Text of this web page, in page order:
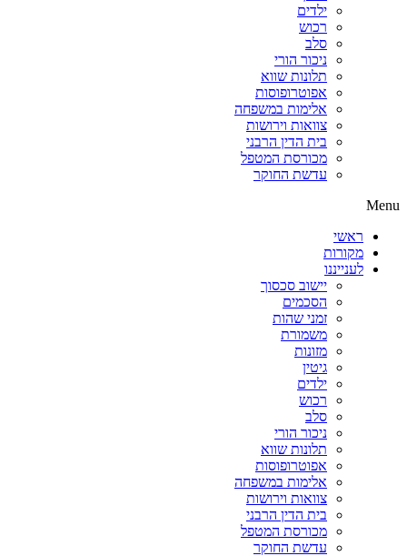
ילדים
רכוש
סלב
ניכור הורי
תלונות שווא
אפוטרופוסות
אלימות במשפחה
צוואות וירושות
בית הדין הרבני
מכורסת המטפל
עדשת החוקר
Menu
ראשי
מקורות
לענייננו
יישוב סכסוך
הסכמים
זמני שהות
משמורת
מזונות
גיטין
ילדים
רכוש
סלב
ניכור הורי
תלונות שווא
אפוטרופוסות
אלימות במשפחה
צוואות וירושות
בית הדין הרבני
מכורסת המטפל
עדשת החוקר